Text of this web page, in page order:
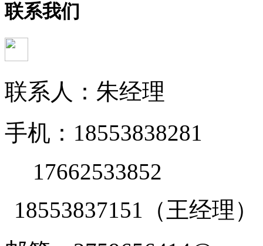
联系我们
联系人：朱经理
手机：18553838281
17662533852
18553837151（王经理）